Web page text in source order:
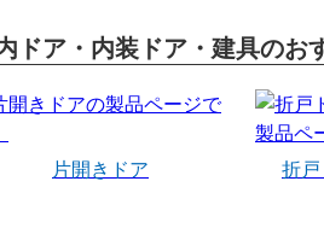
ドア・内装ドア・建具のお
片開きドア 折